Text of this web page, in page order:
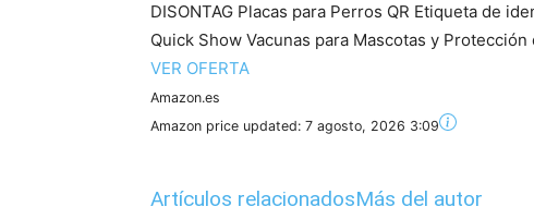
DISONTAG Placas para Perros QR Etiqueta de
Quick Show Vacunas para Mascotas y Protección
VER OFERTA
Amazon.es
Amazon price updated: 7 agosto, 2026 3:09
Artículos relacionadosMás del autor